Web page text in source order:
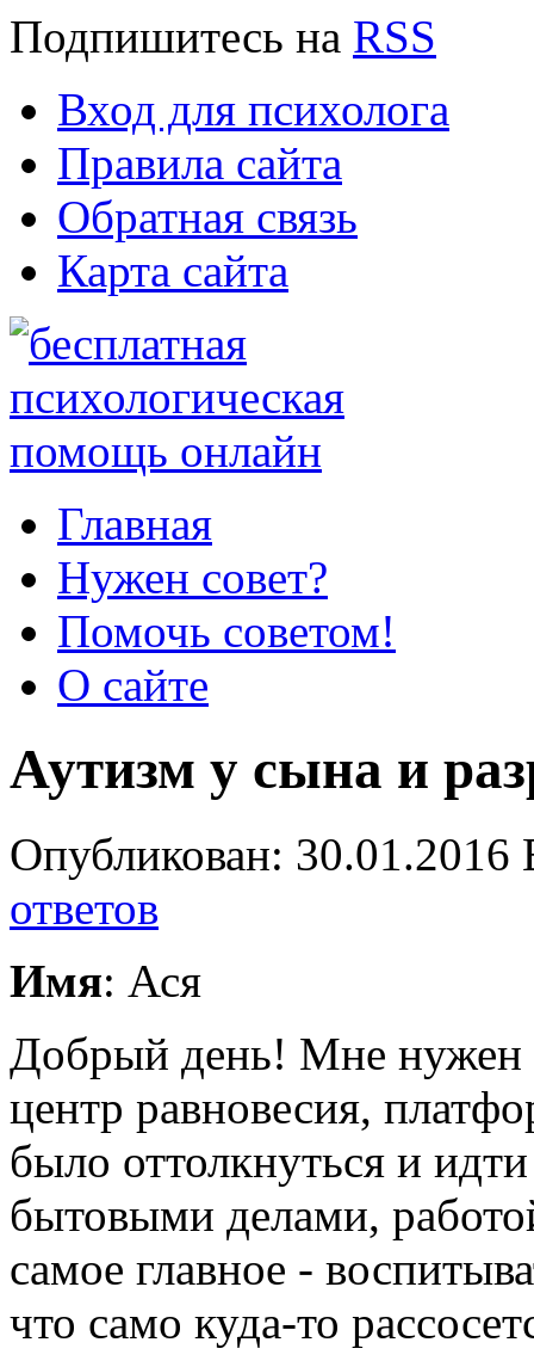
Подпишитесь на RSS
Вход для психолога
Правила сайта
Обратная связь
Карта сайта
Главная
Нужен совет?
Помочь советом!
О сайте
Аутизм у сына и
Опубликован:
ответов
Имя: Ася
Добрый день! Мне нужен
центр равновесия,
было оттолкнуться и
бытовыми делами,
самое главное -
что само куда-то